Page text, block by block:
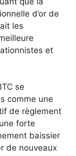
d’or de
les
et
se
comme une
de règlement
forte
baissier
de nouveaux